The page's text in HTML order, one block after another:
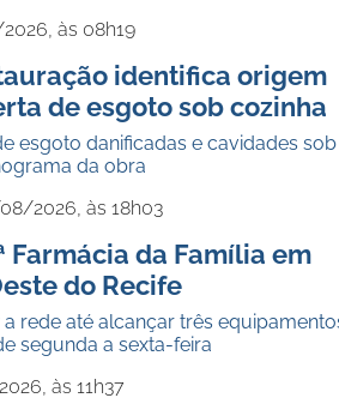
às 08h19
identifica origem
de esgoto sob cozinha
esgoto danificadas e cavidades
da obra
2026, às 18h03
da Família em
do Recife
rede até alcançar três
segunda a sexta-feira
às 11h37